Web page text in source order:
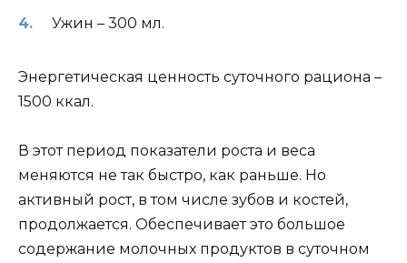
Ужин – 300 мл.
Энергетическая ценность суточного рациона –
1500 ккал.
В этот период показатели роста и веса
меняются не так быстро, как раньше. Но
активный рост, в том числе зубов и костей,
продолжается. Обеспечивает это большое
содержание молочных продуктов в суточном